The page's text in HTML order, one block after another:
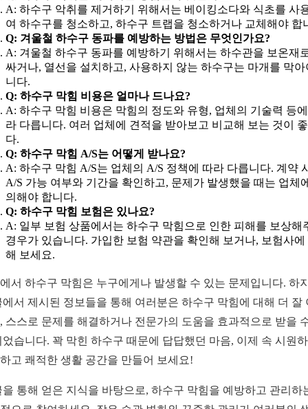
A: 하수구 악취를 제거하기 위해서는 베이킹소다와 식초를 사
여 하수구를 청소하고, 하수구 트랩을 청소하거나 교체해야 합
Q: 겨울철 하수구 동파를 예방하는 방법은 무엇인가요?
A: 겨울철 하수구 동파를 예방하기 위해서는 하수관을 보온재
싸거나, 열선을 설치하고, 사용하지 않는 하수구는 마개를 막아
니다.
Q: 하수구 막힘 비용은 얼마나 드나요?
A: 하수구 막힘 비용은 막힘의 정도와 유형, 업체의 기술력 등
라 다릅니다. 여러 업체에 견적을 받아보고 비교해 보는 것이
다.
Q: 하수구 막힘 A/S는 어떻게 받나요?
A: 하수구 막힘 A/S는 업체의 A/S 정책에 따라 다릅니다. 계약
A/S 가능 여부와 기간을 확인하고, 문제가 발생했을 때는 업체
의해야 합니다.
Q: 하수구 막힘 보험은 있나요?
A: 일부 보험 상품에서는 하수구 막힘으로 인한 피해를 보상해
경우가 있습니다. 가입한 보험 약관을 확인해 보거나, 보험사에
해 보세요.
서 하수구 막힘은 누구에게나 발생할 수 있는 문제입니다. 하
에서 제시된 정보들을 통해 여러분은 하수구 막힘에 대해 더 잘
스스로 문제를 해결하거나 전문가의 도움을 효과적으로 받을
었습니다. 꽉 막힌 하수구 때문에 답답했던 마음, 이제 속 시원
고 쾌적한 생활 공간을 만들어 보세요!
을 통해 얻은 지식을 바탕으로, 하수구 막힘을 예방하고 관리하